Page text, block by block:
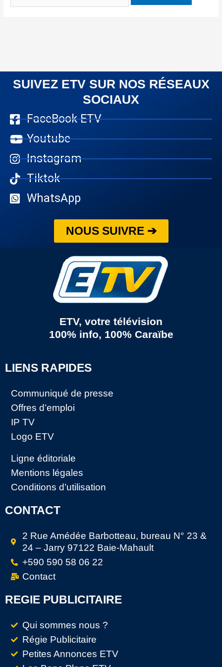
SUIVEZ ETV SUR NOS RÉSEAUX
SOCIAUX
FaceBook ETV
Youtube
Instagram
Tiktok
WhatsApp
NOUS SUIVRE ➔
ETV, votre télévision
100% info, 100% Caraïbe
LIENS RAPIDES
Communiqué de presse
Offres d’emploi
IP TV
Logo ETV
Ligne éditoriale
Mentions légales
Conditions d’utilisation
CONTACT
2 Rue Amédée Barbotteau, bureau N° 23 &
24 – Jarry 97122 Baie-Mahault
+590 590 58 06 22
Contact
REGIE PUBLICITAIRE
Qui sommes nous ?
Régie Publicitaire
Petites Annonces ETV